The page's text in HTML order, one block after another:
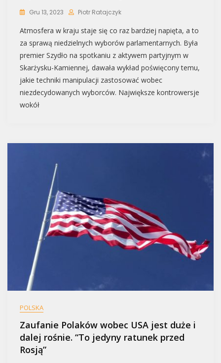
Gru 13, 2023 Piotr Ratajczyk
Atmosfera w kraju staje się co raz bardziej napięta, a to
za sprawą niedzielnych wyborów parlamentarnych. Była
premier Szydło na spotkaniu z aktywem partyjnym w
Skarżysku-Kamiennej, dawała wykład poświęcony temu,
jakie techniki manipulacji zastosować wobec
niezdecydowanych wyborców. Największe kontrowersje
wokół
POLSKA
Zaufanie Polaków wobec USA jest duże i
dalej rośnie. “To jedyny ratunek przed
Rosją”